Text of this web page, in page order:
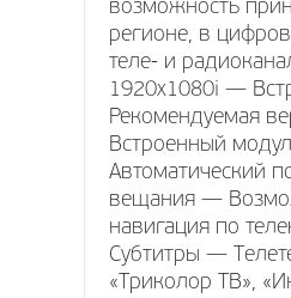
возможность
регионе, в
теле- и
1920x1080i —
Рекомендуемая
Встроенный
Автоматический
вещания —
навигация по
Субтитры —
«Триколор ТВ»,